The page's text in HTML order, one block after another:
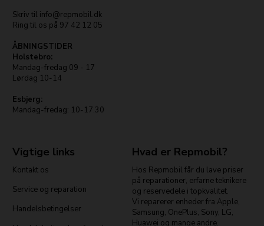
Skriv til info@repmobil.dk
Ring til os på 97 42 12 05
ÅBNINGSTIDER
Holstebro:
Mandag-fredag 09 - 17
Lørdag 10-14
Esbjerg:
Mandag-fredag: 10-17.30
Vigtige links
Kontakt os
Service og reparation
Handelsbetingelser
Hvad er Repmobil?
Hos Repmobil får du lave priser
på reparationer, erfarne teknikere
og reservedele i topkvalitet.
Vi reparerer enheder fra Apple,
Samsung, OnePlus, Sony, LG,
Huawei og mange andre.